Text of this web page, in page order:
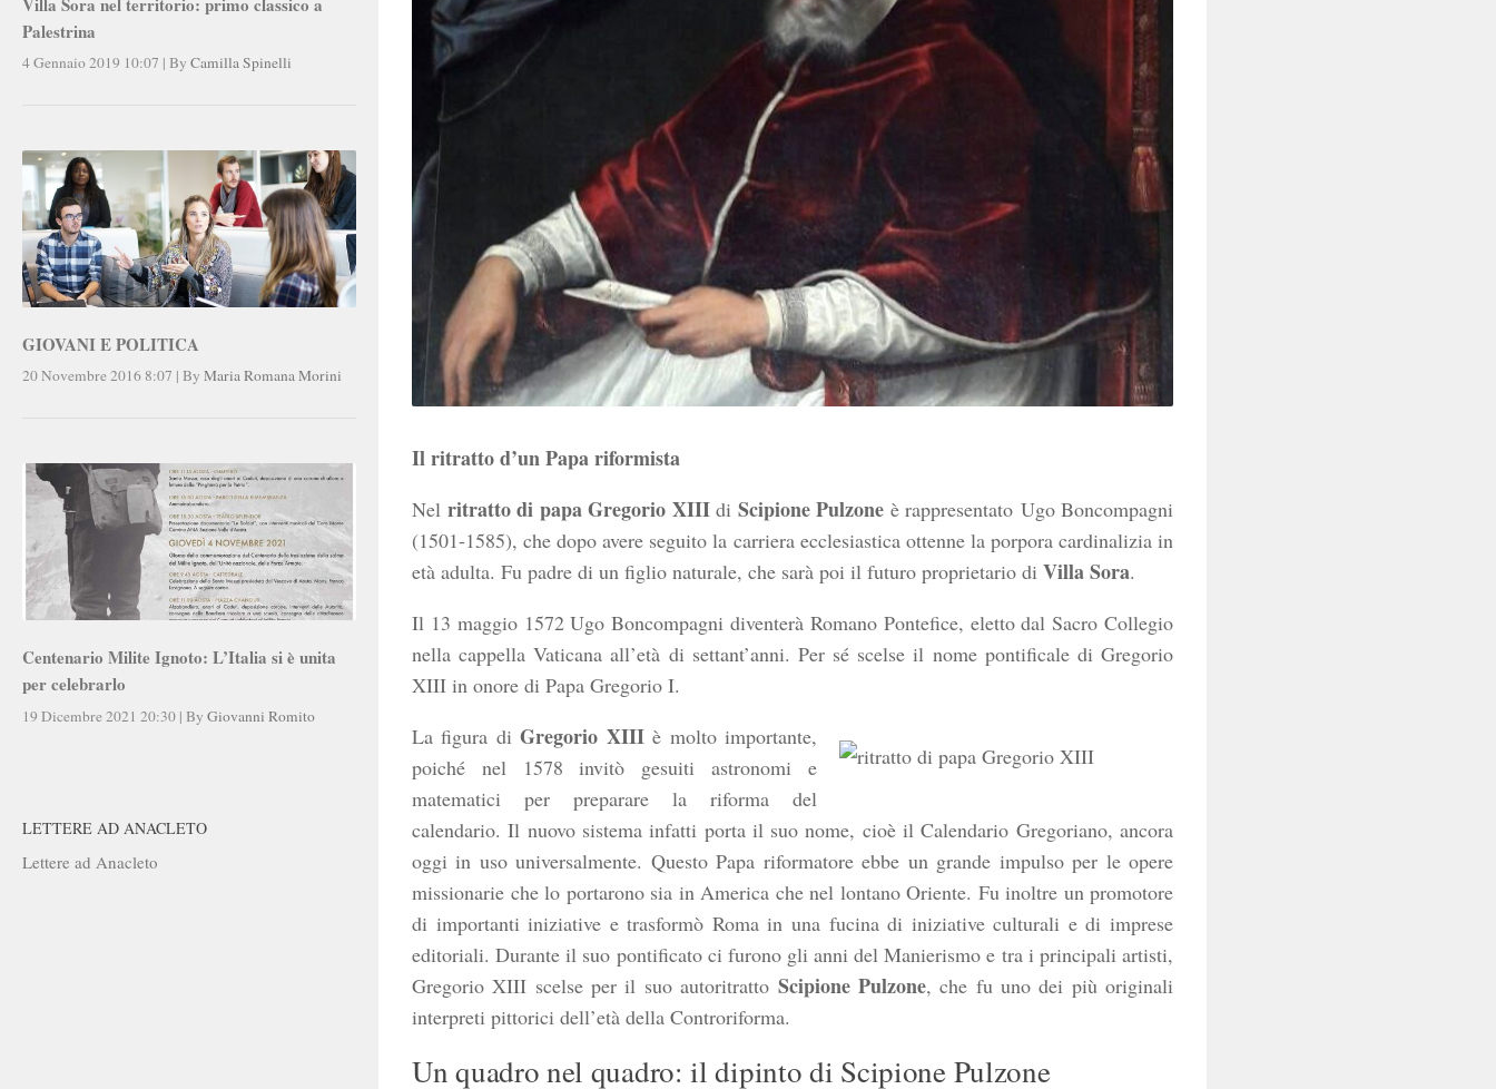
Il ritratto d’un Papa riformista
Nel ritratto di papa Gregorio XIIIdi Scipione Pulzone è rappresentato Ugo Boncompagni
(1501-1585), che dopo avere seguito la carriera ecclesiastica ottenne la porpora cardinalizia in
età adulta. Fu padre di un figlio naturale, che sarà poi il futuro proprietario di Villa Sora.
Il 13 maggio 1572 Ugo Boncompagni diventerà Romano Pontefice, eletto dal Sacro Collegio
nella cappella Vaticana all’età di settant’anni. Per sé scelse il nome pontificale di Gregorio
XIII in onore di Papa Gregorio I.
La figura diGregorio XIIIè molto importante,
poiché nel 1578 invitò gesuiti astronomi e
matematici per preparare la riforma del
calendario. Il nuovo sistema infatti porta il suo nome, cioè il Calendario Gregoriano, ancora
oggi in uso universalmente. Questo Papa riformatore ebbe un grande impulso per le opere
missionarie che lo portarono sia in America che nel lontano Oriente. Fu inoltre un promotore
di importanti iniziative e trasformò Roma in una fucina di iniziative culturali e di imprese
editoriali. Durante il suo pontificato ci furono gli anni del Manierismo e tra i principali artisti,
Gregorio XIII scelse per il suo autoritratto Scipione Pulzone, che fu uno dei più originali
interpreti pittorici dell’età della Controriforma.
Un quadro nel quadro: il dipinto di Scipione Pulzone
Palestrina
4 Gennaio 2019 10:07 | By Camilla Spinelli
GIOVANI E POLITICA
20 Novembre 2016 8:07 | By Maria Romana Morini
Centenario Milite Ignoto: L’Italia si è unita
per celebrarlo
19 Dicembre 2021 20:30 | By Giovanni Romito
LETTERE AD ANACLETO
Lettere ad Anacleto